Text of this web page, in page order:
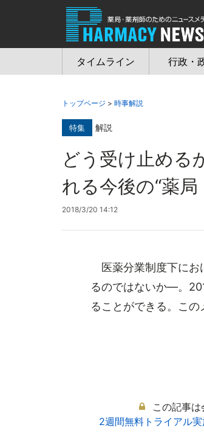
タイムライン 行政・
トップページ > 時事解説
特集 解説
どう受け止め
れる今後の“薬
2018/3/20 14:12
医薬分業制度下にお
るのではないか―。
ることができる。こ
この記事
2週間無料トライアル